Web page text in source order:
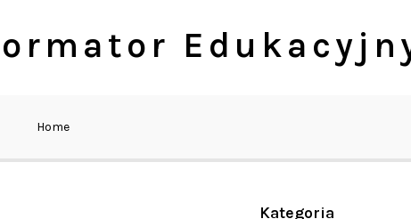
Home
Kategoria